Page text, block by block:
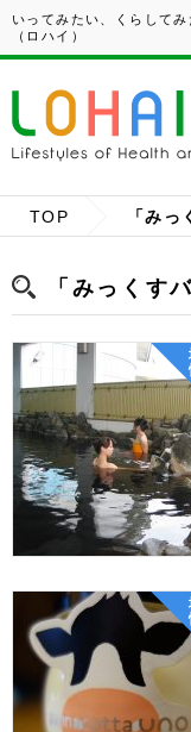
いってみたい、くらして
（ロハイ）
TOP 「み
「みっくす